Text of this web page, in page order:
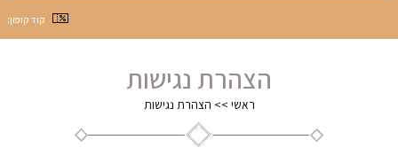
קוד קופון:
הצהרת נגישות
ראשי >> הצהרת נגישות